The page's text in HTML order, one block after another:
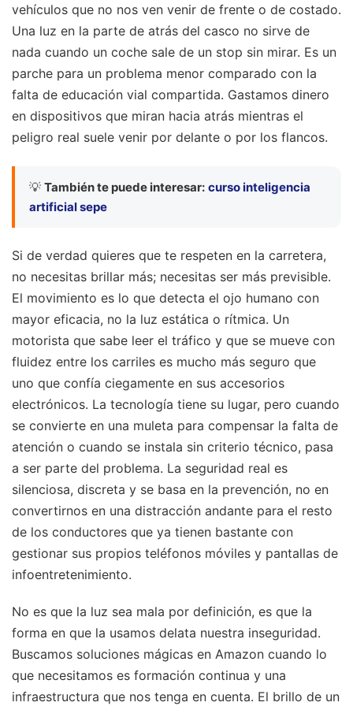
vehículos que no nos ven venir de frente o de costado.
Una luz en la parte de atrás del casco no sirve de
nada cuando un coche sale de un stop sin mirar. Es un
parche para un problema menor comparado con la
falta de educación vial compartida. Gastamos dinero
en dispositivos que miran hacia atrás mientras el
peligro real suele venir por delante o por los flancos.
💡 También te puede interesar: curso inteligencia
artificial sepe
Si de verdad quieres que te respeten en la carretera,
no necesitas brillar más; necesitas ser más previsible.
El movimiento es lo que detecta el ojo humano con
mayor eficacia, no la luz estática o rítmica. Un
motorista que sabe leer el tráfico y que se mueve con
fluidez entre los carriles es mucho más seguro que
uno que confía ciegamente en sus accesorios
electrónicos. La tecnología tiene su lugar, pero cuando
se convierte en una muleta para compensar la falta de
atención o cuando se instala sin criterio técnico, pasa
a ser parte del problema. La seguridad real es
silenciosa, discreta y se basa en la prevención, no en
convertirnos en una distracción andante para el resto
de los conductores que ya tienen bastante con
gestionar sus propios teléfonos móviles y pantallas de
infoentretenimiento.
No es que la luz sea mala por definición, es que la
forma en que la usamos delata nuestra inseguridad.
Buscamos soluciones mágicas en Amazon cuando lo
que necesitamos es formación continua y una
infraestructura que nos tenga en cuenta. El brillo de un